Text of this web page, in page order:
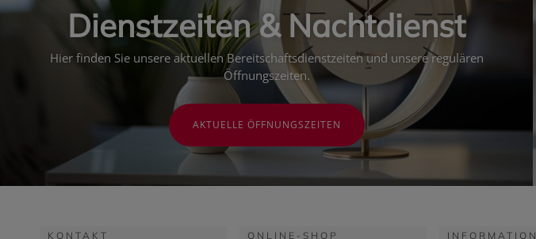
Dienstzeiten & Nachtdienst
Hier finden Sie unsere aktuellen Bereitschaftsdienstzeiten und unsere regulären
Öffnungszeiten.
AKTUELLE ÖFFNUNGSZEITEN
KONTAKT ONLINE-SHOP INFORMATION